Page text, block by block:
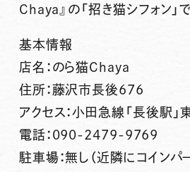
Chaya』の「招き猫シフォン」で
基本情報
店名：のら猫Chaya
住所：藤沢市長後676
アクセス：小田急線「長後駅
電話：090-2479-9769
駐車場：無し（近隣にコインパ